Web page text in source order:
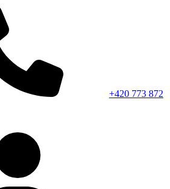
+420 773 872